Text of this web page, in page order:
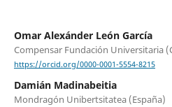
Omar Alexánder León García
Compensar Fundación Universitaria
https://orcid.org/0000-0001-5554-8215
Damián Madinabeitia
Mondragón Unibertsitatea (España)